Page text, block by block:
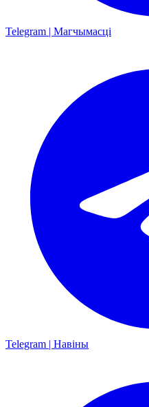
Telegram | Магчымасці
Telegram | Навіны